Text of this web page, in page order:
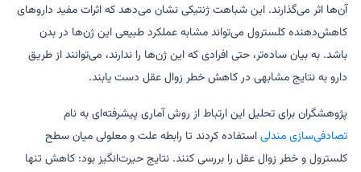
آن‌ها اثر می‌گذارند. این شباهت ژنتیکی نشان می‌دهد که اثرات مفید داروهای
کاهش‌دهنده کلسترول می‌تواند مشابه عملکرد طبیعی این ژن‌ها در بدن
باشد. به بیان ساده‌تر، حتی افرادی که این ژن‌ها را ندارند، می‌توانند از طریق
دارو به نتایج مشابهی در کاهش خطر زوال عقل دست یابند.
پژوهشگران برای تحلیل این ارتباط از روش آماری پیشرفته‌ای به نام
تصادفی‌سازی مندلیاستفاده کردند تا رابطه علت و معلولی میان سطح
کلسترول و خطر زوال عقل را بررسی کنند. نتایج حیرت‌انگیز بود: کاهش تنها